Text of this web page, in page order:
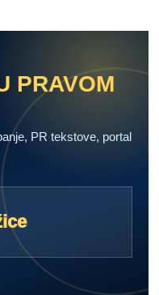
PRAVOM
PR tekstove, portal